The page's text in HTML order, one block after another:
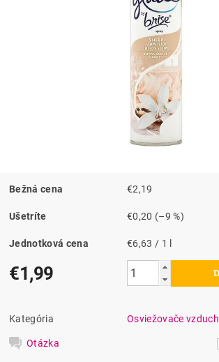
Bežná cena €2,19
Ušetríte €0,20 (–9 %)
Jednotková cena €6,63 / 1 l
€1,99
Kategória Osviežovače
Otázka